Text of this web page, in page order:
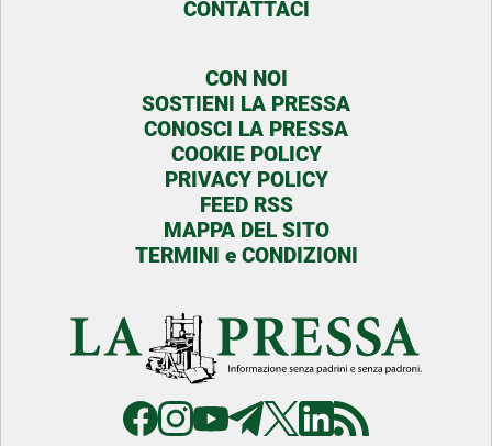
CONTATTACI
CON NOI
SOSTIENI LA PRESSA
CONOSCI LA PRESSA
COOKIE POLICY
PRIVACY POLICY
FEED RSS
MAPPA DEL SITO
TERMINI e CONDIZIONI